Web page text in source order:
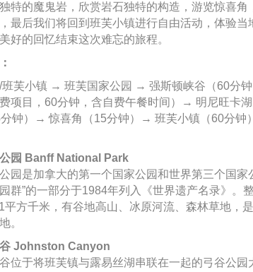
特的魔鬼岩，欣赏岩石独特的构造，游览惊喜角
最后我们将回到班芙小镇进行自由活动，体验当
好的回忆结束这次难忘的旅程。
班芙小镇 → 班芙国家公园 → 强斯顿峡谷（60分
项目，60分钟，含自费午餐时间）→ 明尼旺卡
分钟）→ 惊喜角（15分钟）→ 班芙小镇（60分钟
园 Banff National Park
园是加拿大的第一个国家公园和世界第三个国家
群”的一部分于1984年列入《世界遗产名录》。
平方千米，有谷地高山、冰原河流、森林草地，
。
Johnston Canyon
位于将班芙镇与露易丝湖串联在一起的弓谷公园